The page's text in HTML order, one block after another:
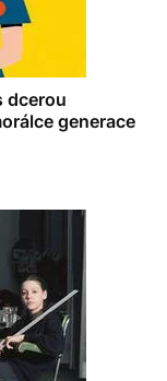
dcerou
generace